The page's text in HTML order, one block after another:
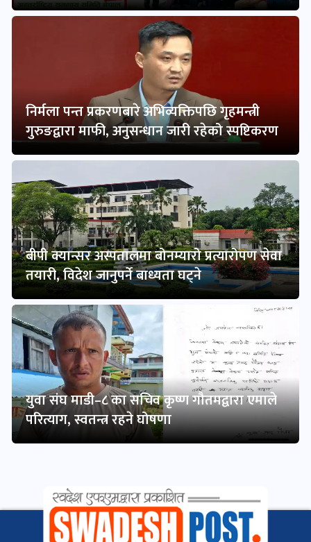
निर्मला पन्त प्रकरणबारे अभिव्यक्तिपछि गृहमन्त्री
गुरुङद्वारा माफी, अनुसन्धान जारी रहेको स्पष्टिकरण
बीपी क्यान्सर अस्पतालमा बोनम्यारो प्रत्यारोपण सेवा
तयारी, विदेश जानुपर्ने बाध्यता घट्ने
युवा संघ माडी–८ का सचिव कृष्ण गौतमद्वारा एमाले
परित्याग, स्वतन्त्र रहने घोषणा